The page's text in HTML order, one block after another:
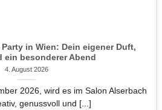
in Wien: Dein eigener Duft,
ein besonderer Abend
4. August 2026
2026, wird es im Salon Alserbach
genussvoll und [...]